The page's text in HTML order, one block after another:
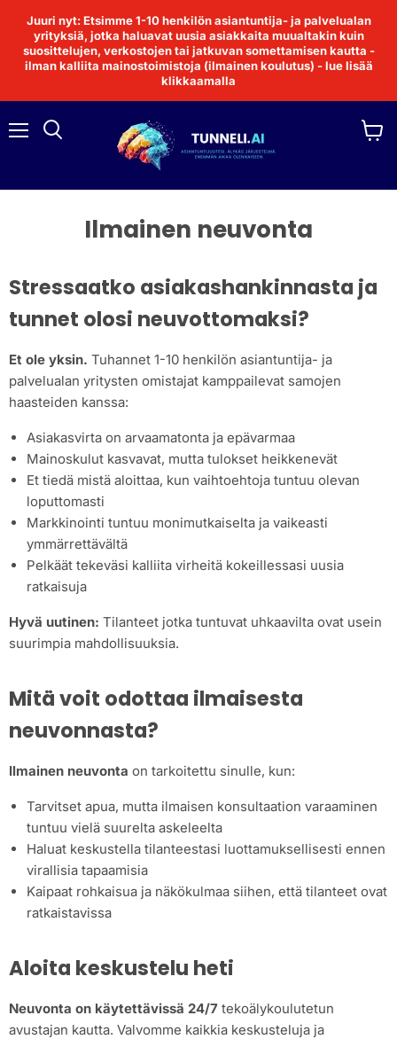
Juuri nyt: Etsimme 1-10 henkilön asiantuntija- ja palvelualan
yrityksiä, jotka haluavat uusia asiakkaita muualtakin kuin
suosittelujen, verkostojen tai jatkuvan somettamisen kautta -
ilman kalliita mainostoimistoja (ilmainen koulutus) - lue lisää
klikkaamalla
Ilmainen neuvonta
Stressaatko asiakashankinnasta ja
tunnet olosi neuvottomaksi?
Et ole yksin. Tuhannet 1-10 henkilön asiantuntija- ja
palvelualan yritysten omistajat kamppailevat samojen
haasteiden kanssa:
Asiakasvirta on arvaamatonta ja epävarmaa
Mainoskulut kasvavat, mutta tulokset heikkenevät
Et tiedä mistä aloittaa, kun vaihtoehtoja tuntuu olevan
loputtomasti
Markkinointi tuntuu monimutkaiselta ja vaikeasti
ymmärrettävältä
Pelkäät tekeväsi kalliita virheitä kokeillessasi uusia
ratkaisuja
Hyvä uutinen: Tilanteet jotka tuntuvat uhkaavilta ovat usein
suurimpia mahdollisuuksia.
Mitä voit odottaa ilmaisesta
neuvonnasta?
Ilmainen neuvonta on tarkoitettu sinulle, kun:
Tarvitset apua, mutta ilmaisen konsultaation varaaminen
tuntuu vielä suurelta askeleelta
Haluat keskustella tilanteestasi luottamuksellisesti ennen
virallisia tapaamisia
Kaipaat rohkaisua ja näkökulmaa siihen, että tilanteet ovat
ratkaistavissa
Aloita keskustelu heti
Neuvonta on käytettävissä 24/7 tekoälykoulutetun
avustajan kautta. Valvomme kaikkia keskusteluja ja